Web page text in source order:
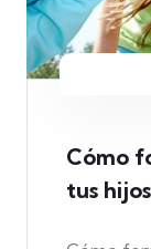
Cómo
tus hijos